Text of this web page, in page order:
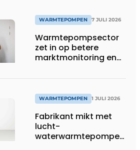
WARMTEPOMPEN 7 JULI 2026
Warmtepompsector
zet in op betere
marktmonitoring en
WARMTEPOMPEN 1 JULI 2026
Fabrikant mikt met
lucht-
waterwarmtepompen